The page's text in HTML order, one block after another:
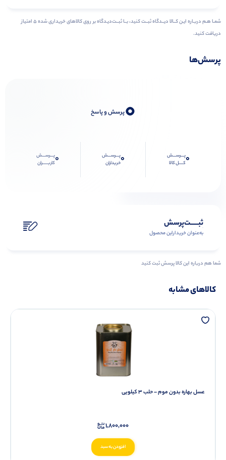
شمـا هـم دربـاره ایـن کــالا دیــدگاه ثبــت کنید، بــا ثبــت‌دیـدگاه بر روی کالاهای خریداری شده ۵ امتیاز
دریافت کنید.
پرسش‌ها
0پرسش و پاسخ
0پـــرســـش
کــــل کالا
0پـــرســـش
خریداران
0پـــرســـش
کاربـــــران
ثبـــــت‌پرسش
به‌عنوان ‌خریدار‌این‌ محصول
شما هم درباره این کالا پرسش ثبت کنید
کالاهای مشابه
عسل بهاره بدون موم – حلب ۳ کیلویی
افزودن به سبد
1,800,000